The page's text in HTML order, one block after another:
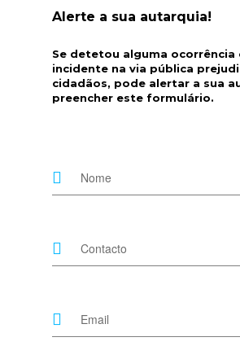
Alerte a sua autarquia!
Se detetou alguma ocorrência
incidente na via pública
cidadãos, pode alertar a sua
preencher este formulário.